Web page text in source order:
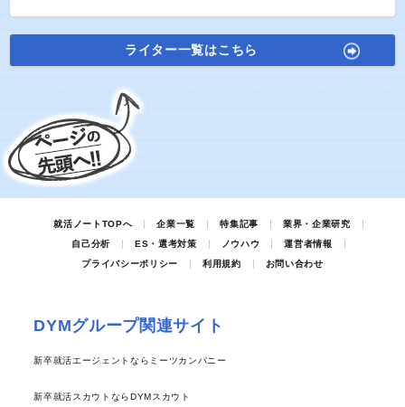
ライター一覧はこちら
就活ノートTOPへ 企業一覧 特集記事
業界・企業研究
自己分析
ES・選考対策 ノウハウ
運営者情報
プライバシーポリシー
利用規約 お問い合わせ
DYMグループ関連サイト
新卒就活エージェントならミーツカンパニー
新卒就活スカウトならDYMスカウト